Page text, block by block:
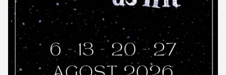
projectes com Circo Pánico o L'Olla Mòbil. Entre els
27 habitants hi havia informàtics, músics, jardiners,
arquitectes, paletes i fusters.